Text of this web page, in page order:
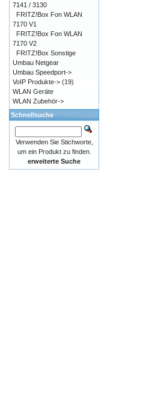
7141 / 3130
FRITZ!Box Fon WLAN
7170 V1
FRITZ!Box Fon WLAN
7170 V2
FRITZ!Box Sonstige
Umbau Netgear
Umbau Speedport->
VoIP Produkte-> (19)
WLAN Geräte
WLAN Zubehör->
Schnellsuche
Verwenden Sie Stichworte,
um ein Produkt zu finden.
erweiterte Suche